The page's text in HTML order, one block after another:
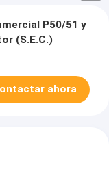
P50/51 y
(S.E.C.)
ahora